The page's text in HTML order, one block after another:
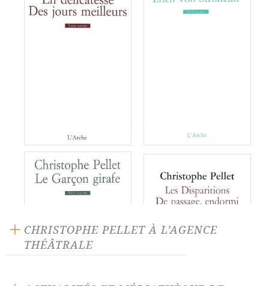
CHRISTOPHE PELLET À L’AGENCE
THÉÂTRALE